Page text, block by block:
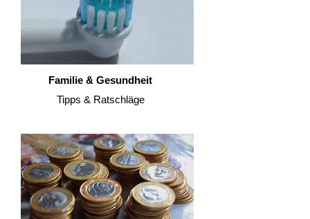
Familie & Gesundheit
Tipps & Ratschläge